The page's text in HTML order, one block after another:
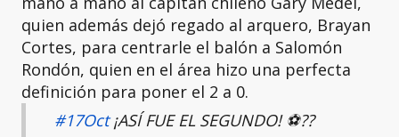
quien además dejó regado al arquero, Brayan
Cortes, para centrarle el balón a Salomón
Rondón, quien en el área hizo una perfecta
definición para poner el 2 a 0.
#17Oct¡ASÍ FUE EL SEGUNDO! ⚽️??